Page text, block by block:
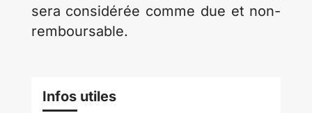
sera considérée comme due et non-
remboursable.
Infos utiles